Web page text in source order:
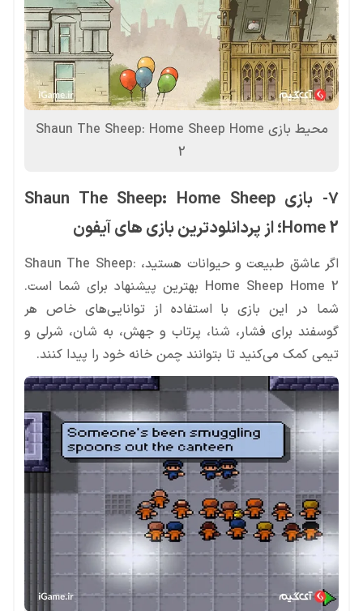
محیط بازی Shaun The Sheep: Home Sheep Home
2
7- بازی Shaun The Sheep: Home Sheep
Home 2؛ از پردانلودترین بازی های آیفون
اگر عاشق طبیعت و حیوانات هستید، Shaun The Sheep:
Home Sheep Home 2 بهترین پیشنهاد برای شما است.
شما در این بازی با استفاده از توانایی‌های خاص هر
گوسفند برای فشار، شنا، پرتاب و جهش، به شان، شرلی و
تیمی کمک می‌کنید تا بتوانند چمن خانه خود را پیدا کنند.